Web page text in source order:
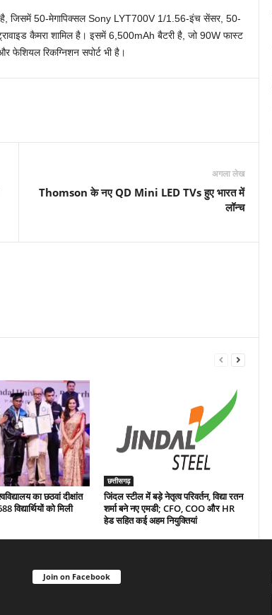
है, जिसमें 50-मेगापिक्सल Sony LYT700V 1/1.56-इंच सेंसर, 50-
कैमरा शामिल है। इसमें 6,500mAh बैटरी है, जो 90W फास्ट
फेशियल रिकग्निशन सपोर्ट भी है।
अगला लेख
Thomson के नए QD Mini LED TVs हुए भारत में
लॉन्च
का छठवां दीक्षांत
विद्यार्थियों को मिली
छत्तीसगढ़
जिंदल स्टील में बड़े नेतृत्व परिवर्तन, विद्या रतन
शर्मा बने नए एमडी; CFO, COO और HR
हेड सहित कई अहम नियुक्तियां
Join on Facebook